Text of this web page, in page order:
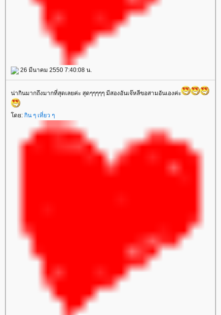
26 มีนาคม 2550 7:40:08 น.
น่ากินมากถึงมากที่สุดเลยค่ะ สุดๆๆๆๆๆ มีสองอันเจ๊หลีขอสามอันเองค่ะ
ดย: กิน ๆ เที่ยว ๆ